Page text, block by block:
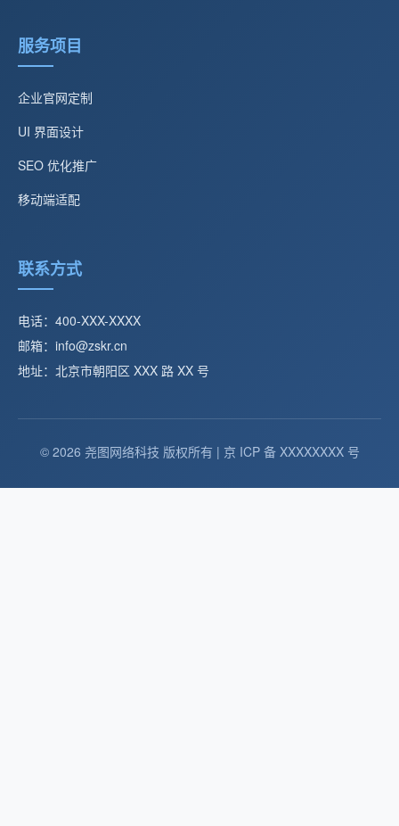
服务项目
企业官网定制
UI 界面设计
SEO 优化推广
移动端适配
联系方式
电话：400-XXX-XXXX
邮箱：info@zskr.cn
地址：北京市朝阳区 XXX 路 XX 号
© 2026 尧图网络科技 版权所有 | 京 ICP 备 XXXXXXXX 号